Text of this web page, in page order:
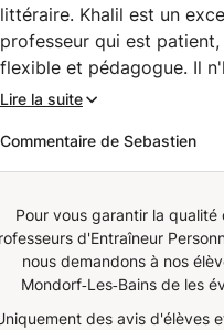
littéraire. Khalil est un
professeur qui est patient,
flexible et pédagogue. Il
pas à prendre de son
intéressants sur lesquels
travaillons pendant nos
progresser beaucoup et
rapidement en Arabe, je le
recommende avec plaisir. ”
Lire la suite
Commentaire de Sebastien
Pour vous garantir la qualité
d'Entraîneur
nous demandons à nos
Mondorf‑Les‑Bains de les
des avis d'élèves